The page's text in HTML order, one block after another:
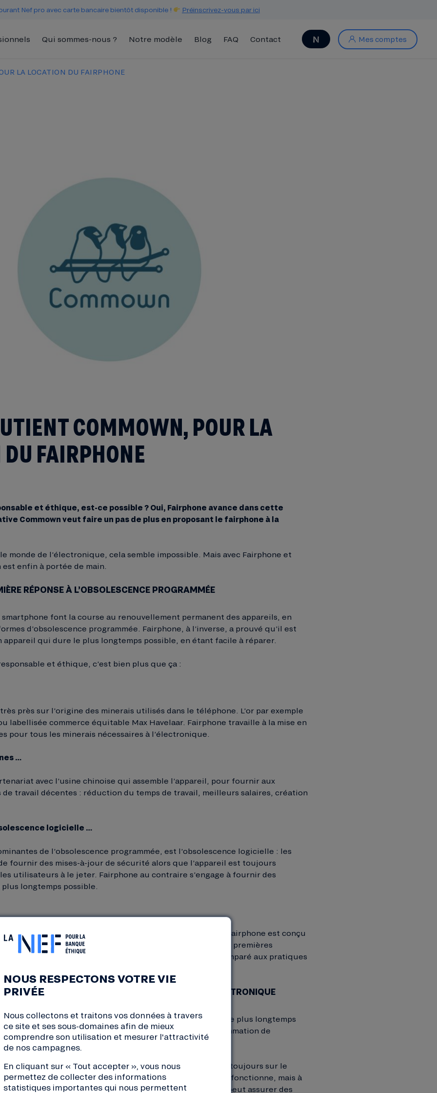
Nef pro avec carte bancaire bientôt disponible ! Préinscrivez-vous par ici
Mes comptes
Qui sommes-nous ? Notre modèle Blog FAQ Contact
LA LOCATION DU FAIRPHONE
COMMOWN, POUR LA
FAIRPHONE
et éthique, est-ce possible ? Oui, Fairphone avance dans cette
Commown veut faire un pas de plus en proposant le fairphone à la
monde de l’électronique, cela semble impossible. Mais avec Fairphone et
est enfin à portée de main.
RÉPONSE À L’OBSOLESCENCE PROGRAMMÉE
smartphone font la course au renouvellement permanent des appareils, en
d’obsolescence programmée. Fairphone, à l’inverse, a prouvé qu’il est
appareil qui dure le plus longtemps possible, en étant facile à réparer.
et éthique, c’est bien plus que ça :
près sur l’origine des minerais utilisés dans le téléphone. L’or par exemple
labellisée commerce équitable Max Havelaar. Fairphone travaille à la mise en
pour tous les minerais nécessaires à l’électronique.
…
avec l’usine chinoise qui assemble l’appareil, pour fournir aux
de travail décentes : réduction du temps de travail, meilleurs salaires, création
logicielle …
de l’obsolescence programmée, est l’obsolescence logicielle : les
fournir des mises-à-jour de sécurité alors que l’appareil est toujours
utilisateurs à le jeter. Fairphone au contraire s’engage à fournir des
longtemps possible.
que possible des matériaux recyclés. Mais surtout le Fairphone est conçu
en particulier en cartographiant les différentes matières premières
Même si beaucoup reste à faire, c’est un pas de géant comparé aux pratiques
MANQUANT POUR UNE VISION DURABLE DE L’ÉLECTRONIQUE
possible, un appareil électronique doit d’abord durer le plus longtemps
c’est moins de déchets toxiques, et moins de consommation de
son remplaçant.
pour durer, c’est bien. Mais l’entreprise Fairphone repose toujours sur le
: vendre autant que possible. En phase de croissance cela fonctionne, mais à
moins souvent leur téléphone et Fairphone ne peut assurer des
NOUS RESPECTONS VOTRE VIE
PRIVÉE
Nous collectons et traitons vos données à travers
ce site et ses sous-domaines afin de mieux
comprendre son utilisation et mesurer l'attractivité
de nos campagnes.
En cliquant sur « Tout accepter », vous nous
permettez de collecter des informations
statistiques importantes qui nous permettent